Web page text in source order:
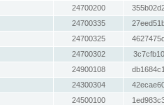
24700200
24700335
24700325
24700302
24900108
24300304
24500100